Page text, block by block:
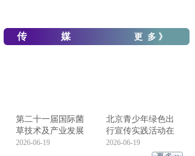
传 媒 更 多 》
第二十一届国际菌
草技术及产业发展
2026-06-19
北京青少年绿色出
行宣传实践活动在
2026-06-19